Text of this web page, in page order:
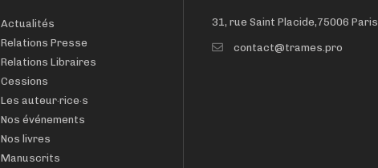
Actualités
Relations Presse
Relations Libraires
Cessions
Les auteur·rice·s
Nos événements
Nos livres
Manuscrits
31, rue Saint Placide,75006 Paris
contact@trames.pro